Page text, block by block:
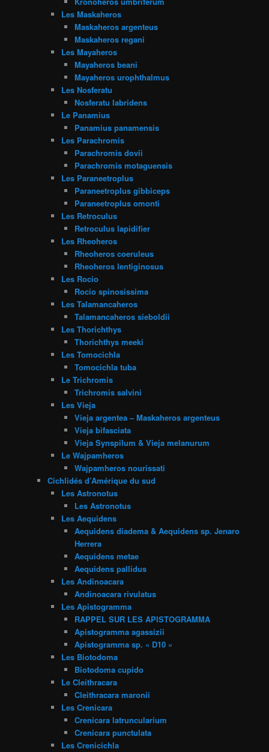
Les Maskaheros
Maskaheros argenteus
Maskaheros regani
Les Mayaheros
Mayaheros beani
Mayaheros urophthalmus
Les Nosferatu
Nosferatu labridens
Le Panamius
Panamius panamensis
Les Parachromis
Parachromis dovii
Parachromis motaguensis
Les Paraneetroplus
Paraneetroplus gibbiceps
Paraneetroplus omonti
Les Retroculus
Retroculus lapidifier
Les Rheoheros
Rheoheros coeruleus
Rheoheros lentiginosus
Les Rocio
Rocio spinosissima
Les Talamancaheros
Talamancaheros sieboldii
Les Thorichthys
Thorichthys meeki
Les Tomocichla
Tomocichla tuba
Le Trichromis
Trichromis salvini
Les Vieja
Vieja argentea – Maskaheros argenteus
Vieja bifasciata
Vieja Synspilum & Vieja melanurum
Le Wajpamheros
Wajpamheros nourissati
Cichlidés d’Amérique du sud
Les Astronotus
Les Astronotus
Les Aequidens
Aequidens diadema & Aequidens sp. Jenaro
Herrera
Aequidens metae
Aequidens pallidus
Les Andinoacara
Andinoacara rivulatus
Les Apistogramma
RAPPEL SUR LES APISTOGRAMMA
Apistogramma agassizii
Apistogramma sp. « D10 »
Les Biotodoma
Biotodoma cupido
Le Cleithracara
Cleithracara maronii
Les Crenicara
Crenicara latruncularium
Crenicara punctulata
Les Crenicichla